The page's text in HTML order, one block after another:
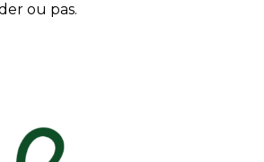
ou pas.